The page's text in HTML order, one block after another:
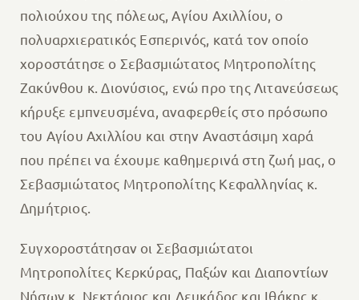
πολιούχου της πόλεως, Αγίου Αχιλλίου, ο
πολυαρχιερατικός Εσπερινός, κατά τον οποίο
χοροστάτησε ο Σεβασμιώτατος Μητροπολίτης
Ζακύνθου κ. Διονύσιος, ενώ προ της Λιτανεύσεως
κήρυξε εμπνευσμένα, αναφερθείς στο πρόσωπο
του Αγίου Αχιλλίου και στην Αναστάσιμη χαρά
που πρέπει να έχουμε καθημερινά στη ζωή μας, ο
Σεβασμιώτατος Μητροπολίτης Κεφαλληνίας κ.
Δημήτριος.
Συγχοροστάτησαν οι Σεβασμιώτατοι
Μητροπολίτες Κερκύρας, Παξών και Διαποντίων
Νήσων κ. Νεκτάριος και Λευκάδος και Ιθάκης κ.